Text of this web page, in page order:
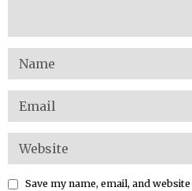
Save my name, email, and